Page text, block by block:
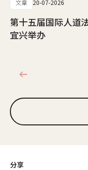
分享
文章 20-07-2026
第十五届国际人道
宜兴举办